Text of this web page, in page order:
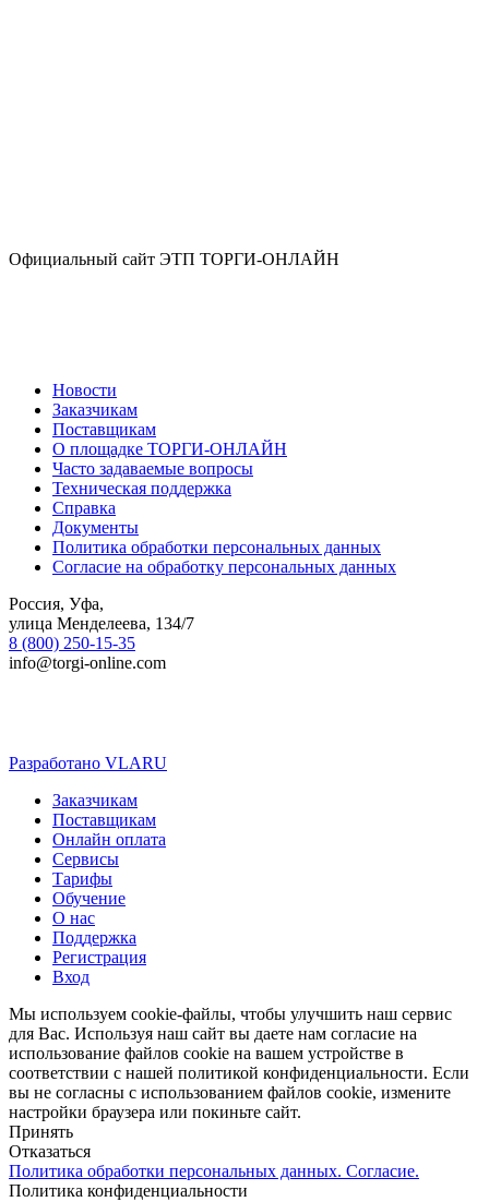
Официальный сайт ЭТП ТОРГИ-ОНЛАЙН
Новости
Заказчикам
Поставщикам
О площадке ТОРГИ-ОНЛАЙН
Часто задаваемые вопросы
Техническая поддержка
Справка
Документы
Политика обработки персональных данных
Согласие на обработку персональных данных
Россия, Уфа,
улица Менделеева, 134/7
8 (800) 250-15-35
info@torgi-online.com
Разработано VLARU
Close
Menu
Заказчикам
Поставщикам
Онлайн оплата
Сервисы
Тарифы
Обучение
О нас
Поддержка
Регистрация
Вход
Мы используем cookie-файлы, чтобы улучшить наш сервис
для Вас. Используя наш сайт вы даете нам согласие на
использование файлов cookie на вашем устройстве в
соответствии с нашей политикой конфиденциальности. Если
вы не согласны с использованием файлов cookie, измените
настройки браузера или покиньте сайт.
Принять
Отказаться
Политика обработки персональных данных. Согласие.
Политика конфиденциальности